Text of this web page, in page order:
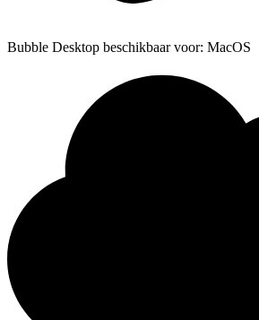
Bubble Desktop beschikbaar voor: MacOS